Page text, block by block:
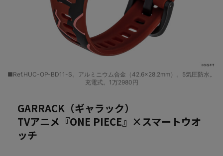
■Ref.HUC-OP-BD11-S。アルミニウム合金（42.6×28.2mm）。5気圧防水。
充電式。1万2980円
GARRACK（ギャラック）
TVアニメ『ONE PIECE』×スマートウオ
ッチ